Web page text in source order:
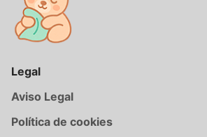
Legal
Aviso Legal
Política de cookies